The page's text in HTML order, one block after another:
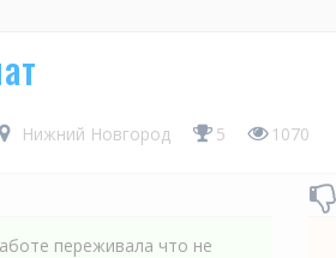
Нижний Новгород 5 1070
переживала что не